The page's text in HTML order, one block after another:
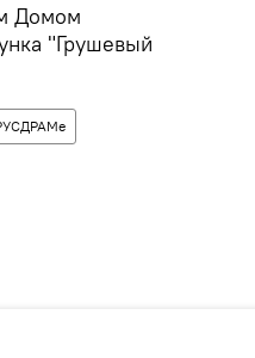
Домом
"Грушевый